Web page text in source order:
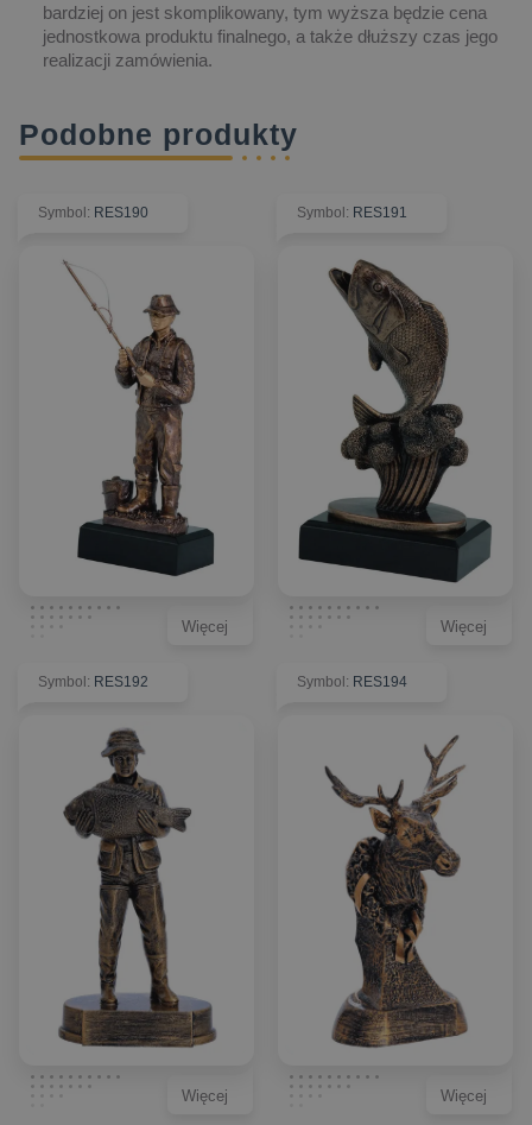
bardziej on jest skomplikowany, tym wyższa będzie cena
jednostkowa produktu finalnego, a także dłuższy czas jego
realizacji zamówienia.
Podobne produkty
Symbol: RES190
Więcej
Symbol: RES191
Więcej
Symbol: RES192
Więcej
Symbol: RES194
Więcej